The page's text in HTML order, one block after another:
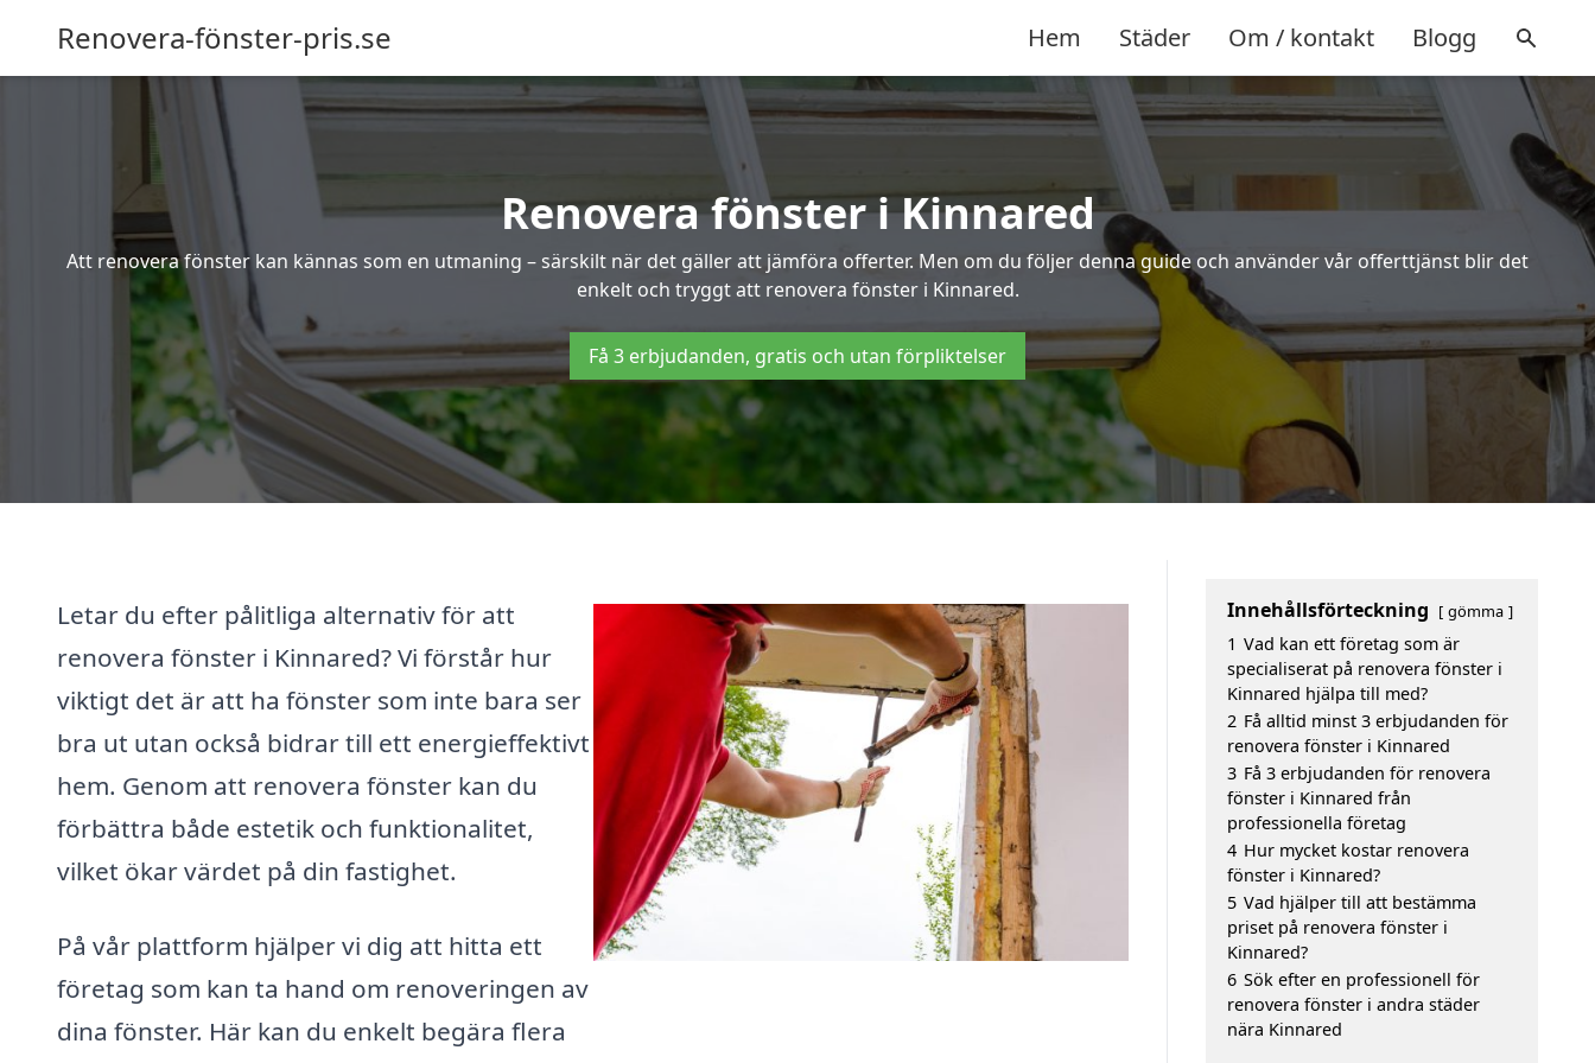
Renovera-fönster-pris.se Hem Städer Om / kontakt Blogg
Renovera fönster i Kinnared
Att renovera fönster kan kännas som en utmaning – särskilt när det gäller att jämföra offerter. Men om du följer denna guide och använder vår offerttjänst blir det
enkelt och tryggt att renovera fönster i Kinnared.
Få 3 erbjudanden, gratis och utan förpliktelser
Letar du efter pålitliga alternativ för att
renovera fönster i Kinnared? Vi förstår hur
viktigt det är att ha fönster som inte bara ser
bra ut utan också bidrar till ett energieffektivt
hem. Genom att renovera fönster kan du
förbättra både estetik och funktionalitet,
vilket ökar värdet på din fastighet.
På vår plattform hjälper vi dig att hitta ett
företag som kan ta hand om renoveringen av
dina fönster. Här kan du enkelt begära flera
Innehållsförteckning gömma
1 Vad kan ett företag som är
specialiserat på renovera fönster i
Kinnared hjälpa till med?
2 Få alltid minst 3 erbjudanden för
renovera fönster i Kinnared
3 Få 3 erbjudanden för renovera
fönster i Kinnared från
professionella företag
4 Hur mycket kostar renovera
fönster i Kinnared?
5 Vad hjälper till att bestämma
priset på renovera fönster i
Kinnared?
6 Sök efter en professionell för
renovera fönster i andra städer
nära Kinnared